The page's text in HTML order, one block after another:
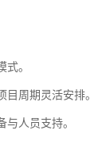
。
周期灵活安排。
人员支持。